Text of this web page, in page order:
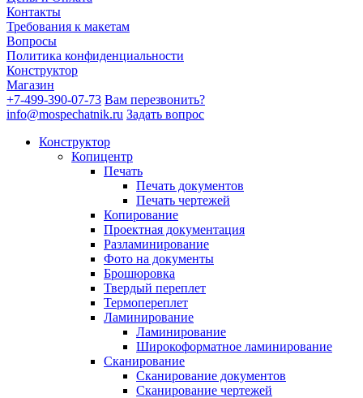
Контакты
Требования к макетам
Вопросы
Политика конфиденциальности
Конструктор
Магазин
+7-499-390-07-73 Вам перезвонить?
info@mospechatnik.ru Задать вопрос
Конструктор
Копицентр
Печать
Печать документов
Печать чертежей
Копирование
Проектная документация
Разламинирование
Фото на документы
Брошюровка
Твердый переплет
Термопереплет
Ламинирование
Ламинирование
Широкоформатное ламинирование
Сканирование
Сканирование документов
Сканирование чертежей